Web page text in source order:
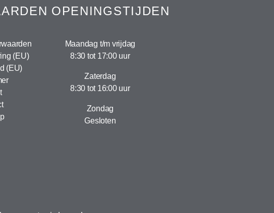
(EU)
(EU)
OPENINGSTIJDEN
Maandag t/m vrijdag
8:30 tot 17:00 uur
Zaterdag
8:30 tot 16:00 uur
Zondag
Gesloten